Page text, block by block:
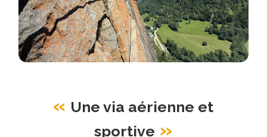
Fripouille
—
Passage
:
—
Une via aérienne et
sportive